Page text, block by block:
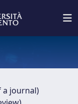
a journal)